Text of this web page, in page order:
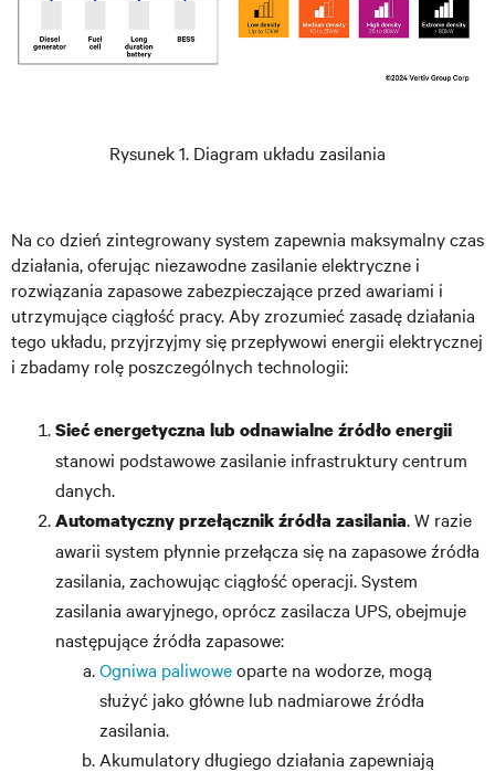
Rysunek 1. Diagram układu zasilania
Na co dzień zintegrowany system zapewnia maksymalny czas
działania, oferując niezawodne zasilanie elektryczne i
rozwiązania zapasowe zabezpieczające przed awariami i
utrzymujące ciągłość pracy. Aby zrozumieć zasadę działania
tego układu, przyjrzyjmy się przepływowi energii elektrycznej
i zbadamy rolę poszczególnych technologii:
Sieć energetyczna lub odnawialne źródło energii
stanowi podstawowe zasilanie infrastruktury centrum
danych.
Automatyczny przełącznik źródła zasilania. W razie
awarii system płynnie przełącza się na zapasowe źródła
zasilania, zachowując ciągłość operacji. System
zasilania awaryjnego, oprócz zasilacza UPS, obejmuje
następujące źródła zapasowe:
Ogniwa paliwoweoparte na wodorze, mogą
służyć jako główne lub nadmiarowe źródła
zasilania.
Akumulatory długiego działania zapewniają